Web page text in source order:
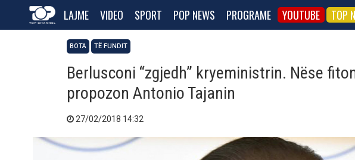
LAJME VIDEO SPORT POP NEWS PROGRAME YOUTUBE TOP
BOTA TË FUNDIT
Berlusconi “zgjedh” kryeministrin. Nëse
propozon Antonio Tajanin
27/02/2018 14:32